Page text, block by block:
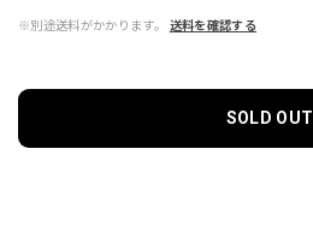
※別途送料がかかります。 送料を確認する
SOLD OUT